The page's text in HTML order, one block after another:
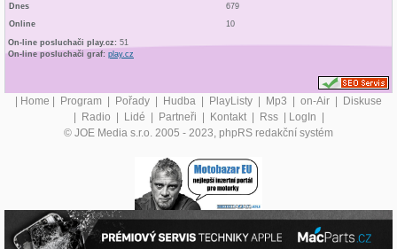
Dnes
679
Online
10
On-line posluchači play.cz: 51
On-line posluchači graf: play.cz
| Home | Program | Pořady | Hudba | PlayListy | Mp3 | on-Air | Diskuse
| Radio | Lidé | Partneři | Kontakt | Rss | LogIn |
© JOE Media s.r.o. 2005 - 2023, phpRS redakční systém